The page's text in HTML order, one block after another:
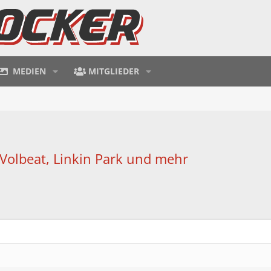
MEDIEN MITGLIEDER
Linkin Park und mehr